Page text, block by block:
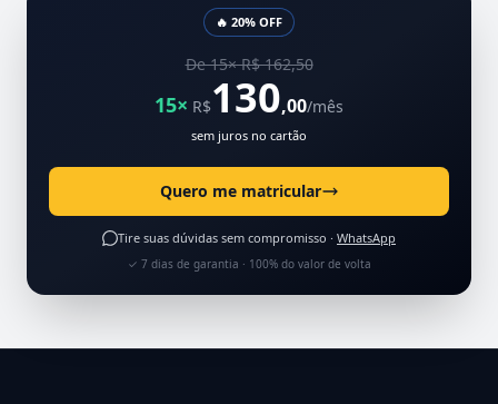
🔥 20% OFF
De 15× R$ 162,50
15× R$130,00/mês
sem juros no cartão
Quero me matricular
Tire suas dúvidas sem compromisso · WhatsApp
✓ 7 dias de garantia · 100% do valor de volta